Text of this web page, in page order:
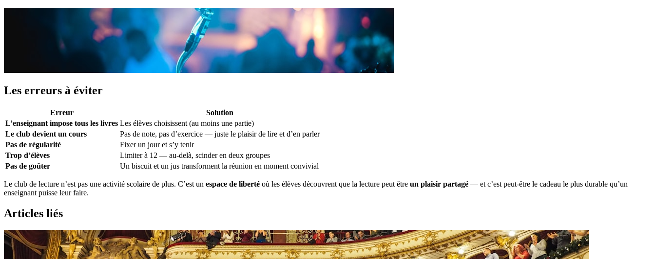
Les erreurs à éviter
Erreur
Solution
L’enseignant impose tous les livres Les élèves choisissent (au moins une partie)
Le club devient un cours
Pas de note, pas d’exercice — juste le plaisir de lire et d’en parler
Pas de régularité
Fixer un jour et s’y tenir
Trop d’élèves
Limiter à 12 — au-delà, scinder en deux groupes
Pas de goûter
Un biscuit et un jus transforment la réunion en moment convivial
Le club de lecture n’est pas une activité scolaire de plus. C’est un espace de liberté où les élèves découvrent que la lecture peut être un plaisir partagé — et c’est peut-être le cadeau le plus durable qu’un
enseignant puisse leur faire.
Articles liés